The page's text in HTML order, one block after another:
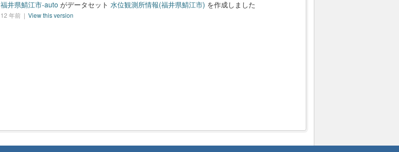
福井県鯖江市-auto がデータセット 水位観測所情報(福井県鯖江市) を作成しました
12 年前 | View this version